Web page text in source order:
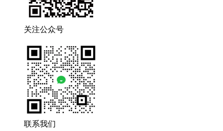
关注公众号
联系我们